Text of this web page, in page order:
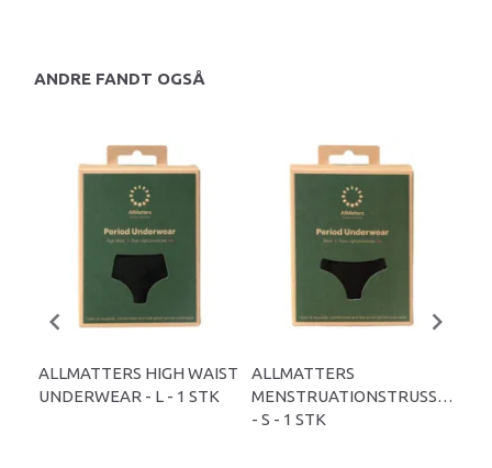
ANDRE FANDT OGSÅ
ALLMATTERS HIGH WAIST
UNDERWEAR - L - 1 STK
ALLMATTERS
MENSTRUATIONSTRUSSER
- S - 1 STK